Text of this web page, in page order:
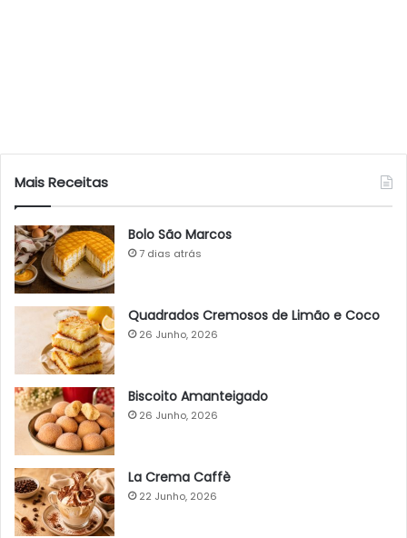
Mais Receitas
Bolo São Marcos
7 dias atrás
Quadrados Cremosos de Limão e Coco
26 Junho, 2026
Biscoito Amanteigado
26 Junho, 2026
La Crema Caffè
22 Junho, 2026